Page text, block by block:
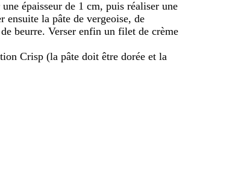
épaisseur de 1 cm, puis réaliser une
ensuite la pâte de vergeoise, de
beurre. Verser enfin un filet de crème
Crisp (la pâte doit être dorée et la